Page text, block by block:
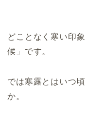
どことなく寒い印
候」です。
では寒露とはいつ
か。